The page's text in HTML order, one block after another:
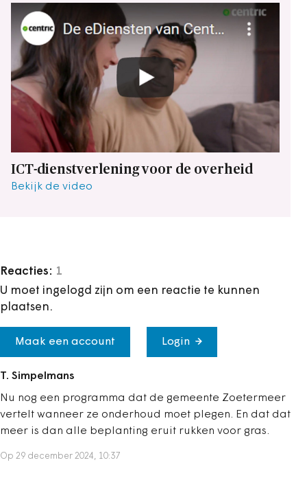
ICT-dienstverlening voor de overheid
Bekijk de video
Reacties: 1
U moet ingelogd zijn om een reactie te kunnen
plaatsen.
Maak een account Login
T. Simpelmans
Nu nog een programma dat de gemeente Zoetermeer
vertelt wanneer ze onderhoud moet plegen. En dat dat
meer is dan alle beplanting eruit rukken voor gras.
Op 29 december 2024, 10:37